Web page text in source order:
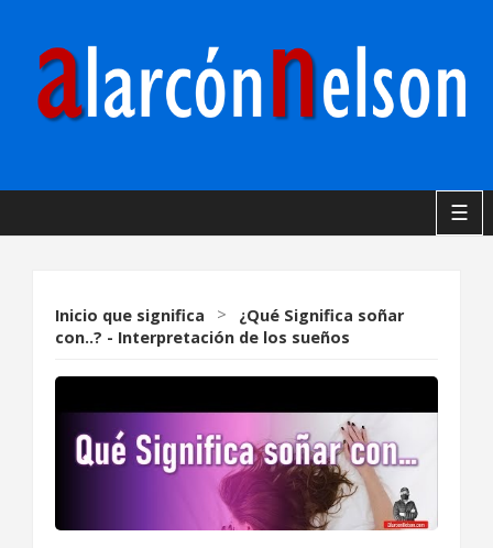
☰
Inicio que significa >
¿Qué Significa soñar
con..? - Interpretación de los sueños